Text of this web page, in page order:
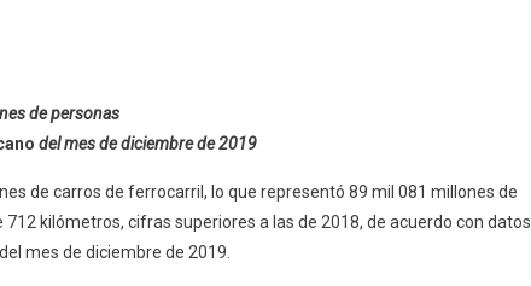
de personas
del mes de diciembre de 2019
de carros de ferrocarril, lo que representó 89 mil 081 millones de
kilómetros, cifras superiores a las de 2018, de acuerdo con datos
mes de diciembre de 2019.